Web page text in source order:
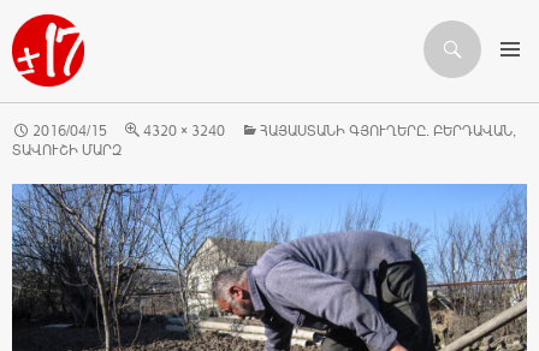
Որոնում
ԱՆՑՆԵԼ ԲՈՎԱՆԴԱԿՈՒԹՅԱՆԸ
2016/04/15 4320 × 3240
ՀԱՅԱՍՏԱՆԻ ԳՅՈՒՂԵՐԸ. ԲԵՐԴԱՎԱՆ,
ՏԱՎՈՒՇԻ ՄԱՐԶ